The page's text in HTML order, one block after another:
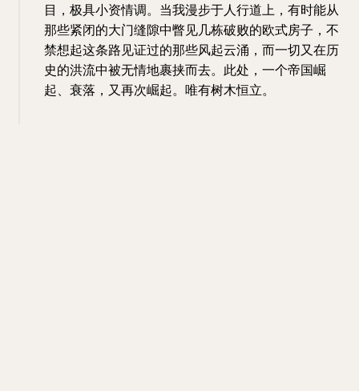
目，极具小资情调。当我漫步于人行道上，有时能从
那些紧闭的大门缝隙中瞥见几栋破败的欧式房子，不
禁想起这条路见证过的那些风起云涌，而一切又在历
史的洪流中被无情地裹挟而去。此处，一个帝国崛
起、衰落，又再次崛起。唯有树木恒立。